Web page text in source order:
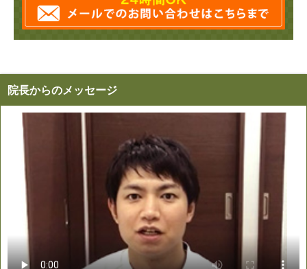
院長からのメッセージ